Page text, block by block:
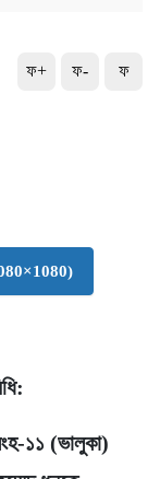
ফ+ ফ- ফ
১১ (ভালুকা)